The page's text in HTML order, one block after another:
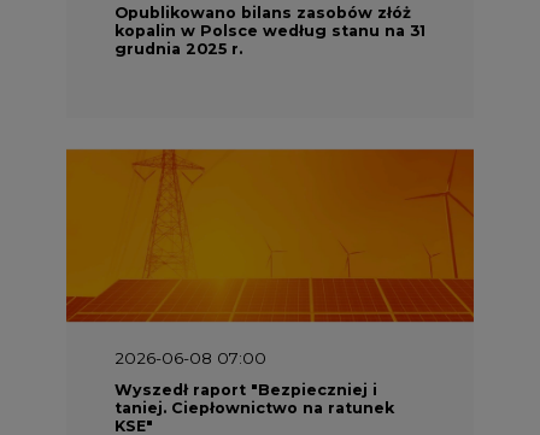
Opublikowano bilans zasobów złóż
kopalin w Polsce według stanu na 31
grudnia 2025 r.
2026-06-08 07:00
Wyszedł raport "Bezpieczniej i
taniej. Ciepłownictwo na ratunek
KSE"